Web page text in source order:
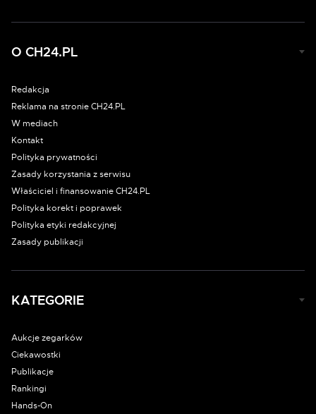
O CH24.PL
Redakcja
Reklama na stronie CH24.PL
W mediach
Kontakt
Polityka prywatności
Zasady korzystania z serwisu
Właściciel i finansowanie CH24.PL
Polityka korekt i poprawek
Polityka etyki redakcyjnej
Zasady publikacji
KATEGORIE
Aukcje zegarków
Ciekawostki
Publikacje
Rankingi
Hands-On